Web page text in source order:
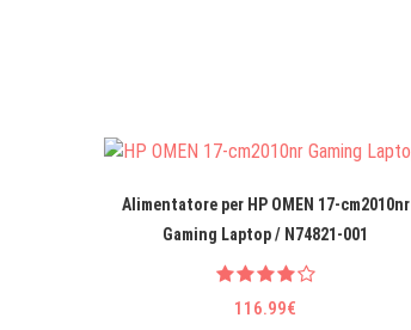
Alimentatore per HP OMEN 17-cm2010nr
Gaming Laptop / N74821-001
116.99€